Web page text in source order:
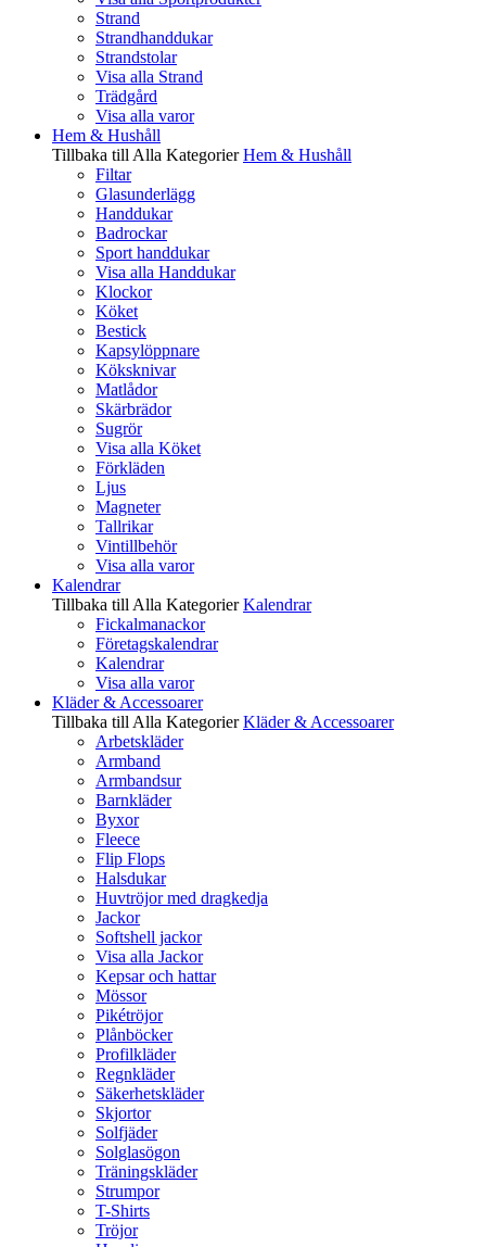
Strand
Strandhanddukar
Strandstolar
Visa alla Strand
Trädgård
Visa alla varor
Hem & Hushåll
Tillbaka till Alla Kategorier Hem & Hushåll
Filtar
Glasunderlägg
Handdukar
Badrockar
Sport handdukar
Visa alla Handdukar
Klockor
Köket
Bestick
Kapsylöppnare
Köksknivar
Matlådor
Skärbrädor
Sugrör
Visa alla Köket
Förkläden
Ljus
Magneter
Tallrikar
Vintillbehör
Visa alla varor
Kalendrar
Tillbaka till Alla Kategorier Kalendrar
Fickalmanackor
Företagskalendrar
Kalendrar
Visa alla varor
Kläder & Accessoarer
Tillbaka till Alla Kategorier Kläder & Accessoarer
Arbetskläder
Armband
Armbandsur
Barnkläder
Byxor
Fleece
Flip Flops
Halsdukar
Huvtröjor med dragkedja
Jackor
Softshell jackor
Visa alla Jackor
Kepsar och hattar
Mössor
Pikétröjor
Plånböcker
Profilkläder
Regnkläder
Säkerhetskläder
Skjortor
Solfjäder
Solglasögon
Träningskläder
Strumpor
T-Shirts
Tröjor